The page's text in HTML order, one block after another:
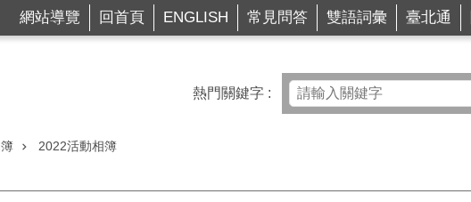
網站導覽 回首頁 ENGLISH 常見問答 雙語詞彙 臺北通
熱門關鍵字
2022活動相簿